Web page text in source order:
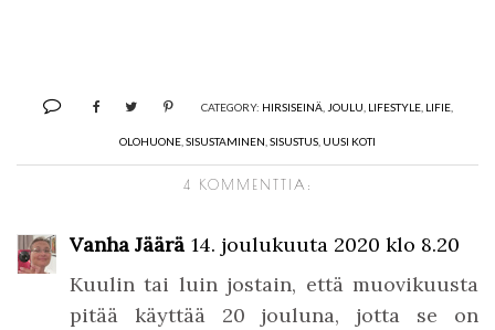
CATEGORY: HIRSISEINÄ,JOULU, LIFESTYLE, LIFIE,
OLOHUONE,SISUSTAMINEN,SISUSTUS, UUSI KOTI
4 KOMMENTTIA:
Vanha Jäärä 14. joulukuuta 2020 klo 8.20
Kuulin tai luin jostain, että muovikuusta
pitää käyttää 20 jouluna, jotta se on